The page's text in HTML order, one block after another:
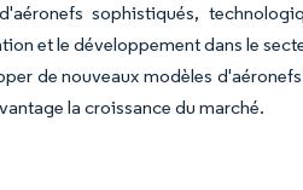
sophistiqués,
et le développement dans le
de nouveaux modèles
la croissance du marché.